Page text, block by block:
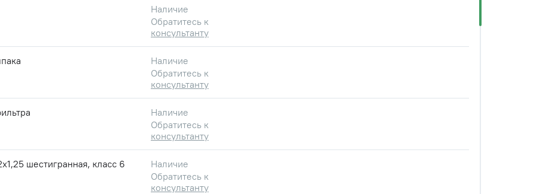
Наличие
Обратитесь к
консультанту
Наличие
Обратитесь к
консультанту
Наличие
Обратитесь к
консультанту
шестигранная, класс 6
Наличие
Обратитесь к
консультанту